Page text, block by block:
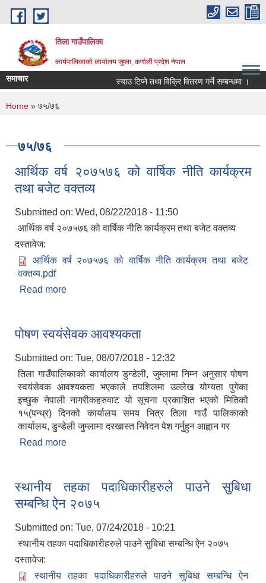
Skip to main content
तिला गाउँपालिका
कार्यपालिकाको कार्यालय जुम्ला, कर्णाली प्रदेश नेपाल
समाचार स्याउ टिप्ने तथा विक्रि वितरण गर्ने सम्बन्धमा ।
You are here
Home » ७५/७६
७५/७६
आर्थिक वर्ष २०७५७६ को वार्षिक नीति कार्यक्रम
तथा बजेट वक्तव्य
Submitted on: Wed, 08/22/2018 - 11:50
आर्थिक वर्ष २०७५७६ को वार्षिक नीति कार्यक्रम तथा बजेट वक्तव्य
दस्तावेज:
आर्थिक वर्ष २०७५७६ को वार्षिक नीति कार्यक्रम तथा बजेट
वक्तव्य.pdf
Read more
पोषण स्वयंसेवक आवश्यकता
Submitted on: Tue, 08/07/2018 - 12:32
तिला गाउँपालिकाको कार्यालय डुन्डेली, जुम्लामा निम्न अनुसार पोषण
स्वयंसेवक आवश्यकता भएकाले तपशिलमा उल्लेख योग्यता पुगेका
इच्छुक नेपाली नागरीकहरुवाट यो सूचना प्रकाशित भएको मितिको
१५(पन्ध्र) दिनको कार्यालय समय भित्र तिला गाउँ पालिकाको
कार्यालय, डुन्डेली जुम्लामा दरखास्त निवेदन पेश गर्नुहुन आह्वान गर
Read more
स्थानीय तहका पदाधिकारीहरुले पाउने सुबिधा
सम्बन्धि ऐन २०७५
Submitted on: Tue, 07/24/2018 - 10:21
स्थानीय तहका पदाधिकारीहरुले पाउने सुबिधा सम्बन्धि ऐन २०७५
दस्तावेज:
स्थानीय तहका पदाधिकारीहरुले पाउने सुबिधा सम्बन्धि ऐन